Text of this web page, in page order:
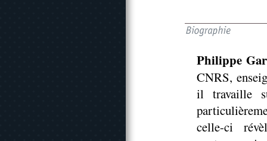
Philippe
CNRS,
il travaille
celle-ci